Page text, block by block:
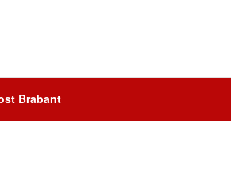
Brabant